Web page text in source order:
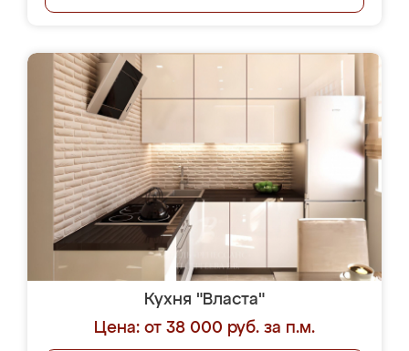
Кухня "Власта"
Цена: от 38 000 руб. за п.м.